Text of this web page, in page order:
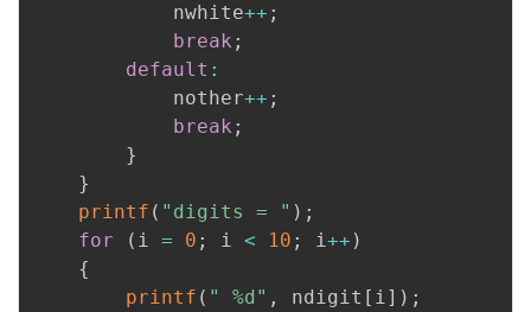
            nwhite
++ ;
break ;
default :
            nother
++ ;
break ;
}
}
printf ( "digits = " ) ;
for
( i = 0 ; i < 10 ; i++ )
{
printf ( " %d" , ndigit [ i] ) ;